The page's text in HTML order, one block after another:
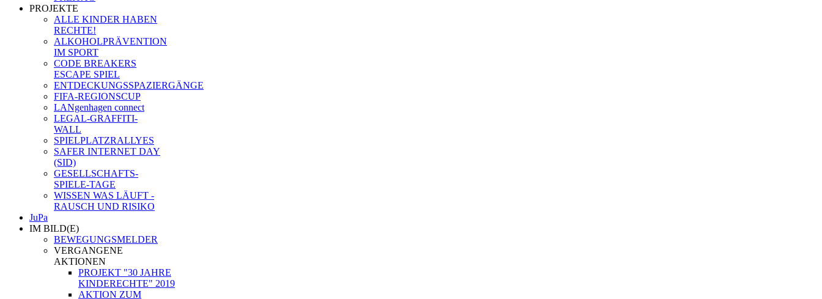
PROJEKTE
ALLE KINDER HABEN
RECHTE!
ALKOHOLPRÄVENTION
IM SPORT
CODE BREAKERS
ESCAPE SPIEL
ENTDECKUNGSSPAZIERGÄNGE
FIFA-REGIONSCUP
LANgenhagen connect
LEGAL-GRAFFITI-
WALL
SPIELPLATZRALLYES
SAFER INTERNET DAY
(SID)
GESELLSCHAFTS-
SPIELE-TAGE
WISSEN WAS LÄUFT -
RAUSCH UND RISIKO
JuPa
IM BILD(E)
BEWEGUNGSMELDER
VERGANGENE
AKTIONEN
PROJEKT "30 JAHRE
KINDERECHTE" 2019
AKTION ZUM